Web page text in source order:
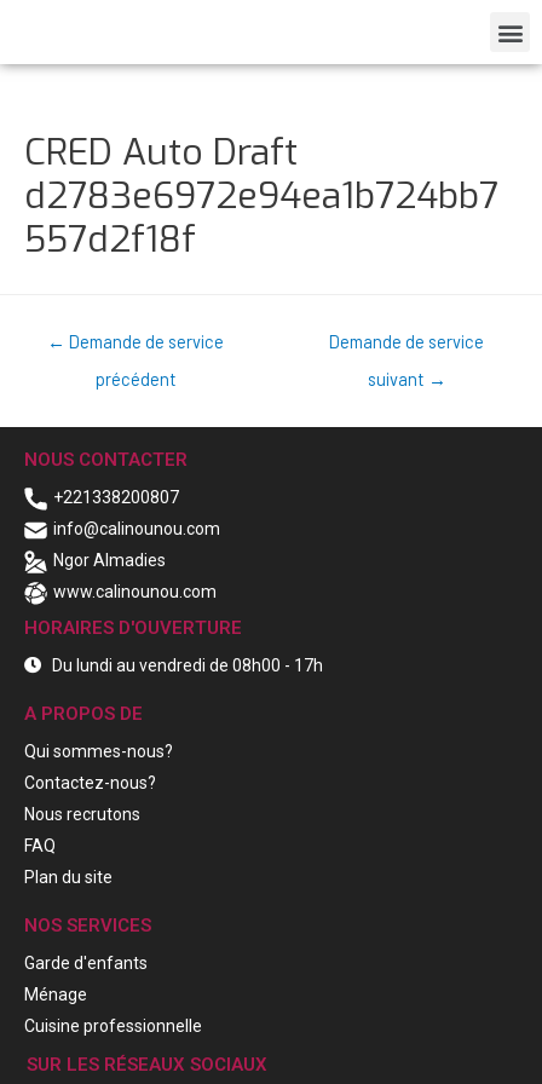
CRED Auto Draft
d2783e6972e94ea1b724bb7
557d2f18f
← Demande de service
précédent
Demande de service
suivant →
NOUS CONTACTER
+221338200807
info@calinounou.com
Ngor Almadies
www.calinounou.com
HORAIRES D'OUVERTURE
Du lundi au vendredi de 08h00 - 17h
A PROPOS DE
Qui sommes-nous?
Contactez-nous?
Nous recrutons
FAQ
Plan du site
NOS SERVICES
Garde d'enfants
Ménage
Cuisine professionnelle
SUR LES RÉSEAUX SOCIAUX